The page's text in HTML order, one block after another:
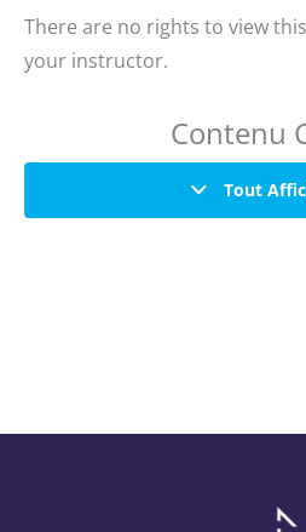
There are no rights to view
your instructor.
Contenu
Tout